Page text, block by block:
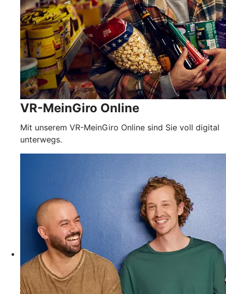
VR-MeinGiro Online
Mit unserem VR-MeinGiro Online sind Sie voll digital
unterwegs.